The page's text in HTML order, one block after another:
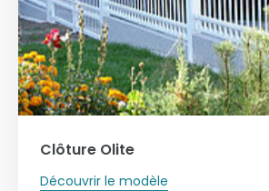
Clôture Olite
Découvrir le modèle